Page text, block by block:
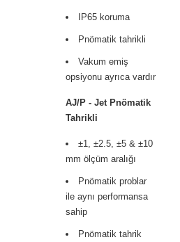
IP65 koruma
Pnömatik tahrikli
Vakum emiş
opsiyonu ayrıca vardır
AJ/P - Jet Pnömatik
Tahrikli
±1, ±2.5, ±5 & ±10
mm ölçüm aralığı
Pnömatik problar
ile aynı performansa
sahip
Pnömatik tahrik